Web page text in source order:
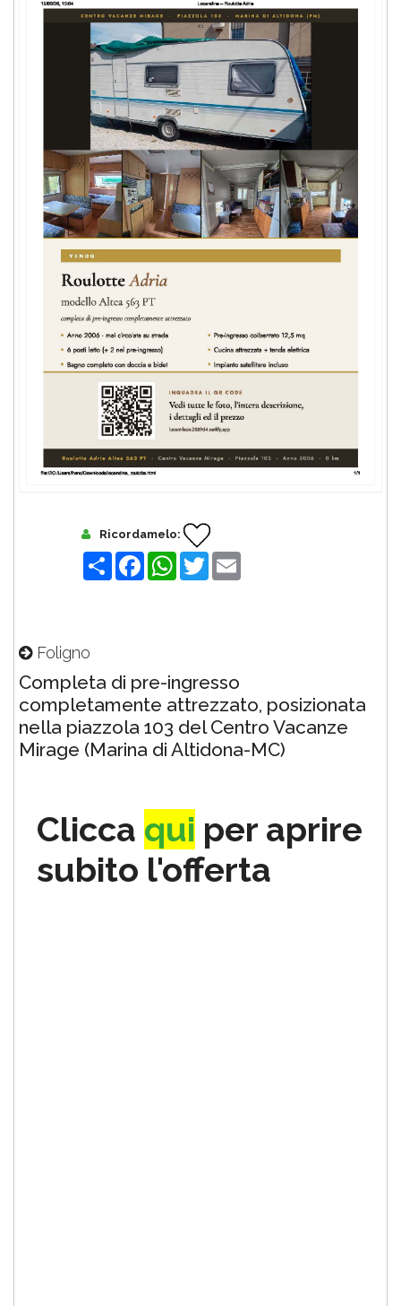
Ricordamelo:
Share FacebookWhatsApp
Twitter
Foligno
Completa di pre-ingresso
completamente attrezzato, posizionata
nella piazzola 103 del Centro Vacanze
Mirage (Marina di Altidona-MC)
Clicca qui per aprire
subito l'offerta